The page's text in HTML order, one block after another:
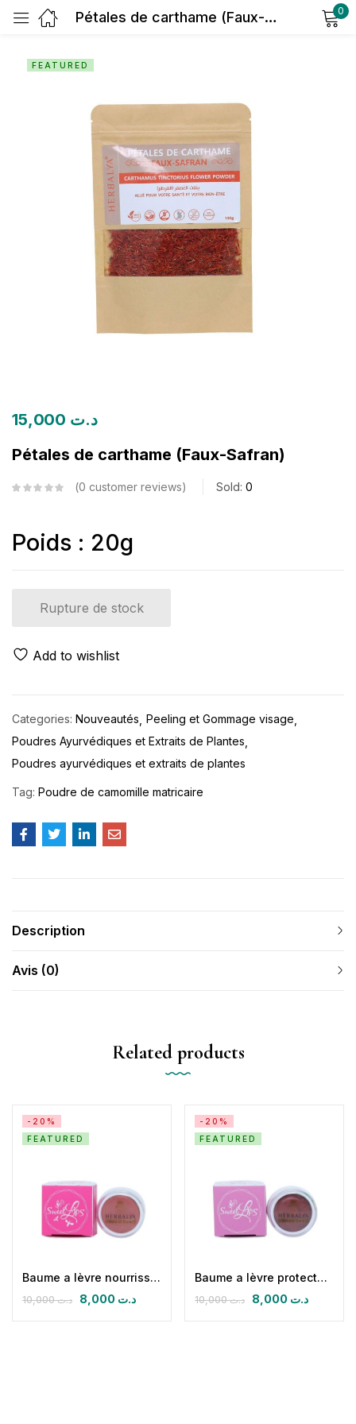
Pétales de carthame (Faux-Safran) 0
FEATURED
د.ت
Pétales de carthame (Faux-Safran)
0 customer reviews Sold: 0
Poids : 20g
Rupture de stock
Add to wishlist
Categories: Nouveautés Peeling et Gommage visage
Poudres Ayurvédiques et Extraits de Plantes
Poudres ayurvédiques et extraits de plantes
Tag: Poudre de camomille matricaire
Description
Avis (0)
Related products
-20%
FEATURED
Baume a lèvre nourrissant hydratant
د.ت10,000 د.ت
-20%
FEATURED
Baume a lèvre protecteur réparateur
د.ت10,000 د.ت
Remember me Lost password?
Log in